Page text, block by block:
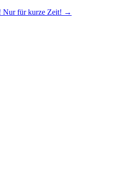
Nur für kurze Zeit! →